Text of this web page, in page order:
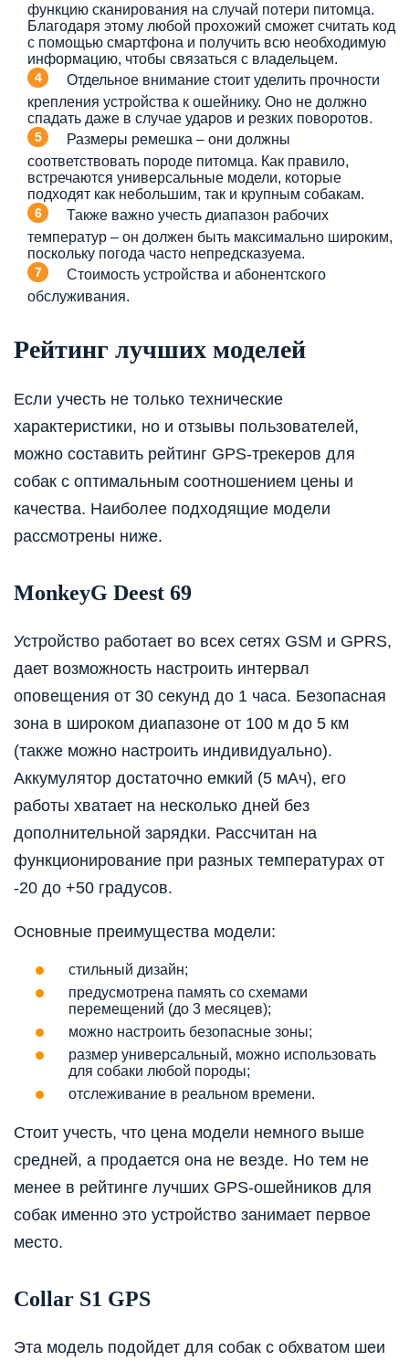
функцию сканирования на случай потери питомца.
Благодаря этому любой прохожий сможет считать код
с помощью смартфона и получить всю необходимую
информацию, чтобы связаться с владельцем.
Отдельное внимание стоит уделить прочности
крепления устройства к ошейнику. Оно не должно
спадать даже в случае ударов и резких поворотов.
Размеры ремешка – они должны
соответствовать породе питомца. Как правило,
встречаются универсальные модели, которые
подходят как небольшим, так и крупным собакам.
Также важно учесть диапазон рабочих
температур – он должен быть максимально широким,
поскольку погода часто непредсказуема.
Стоимость устройства и абонентского
обслуживания.
Рейтинг лучших моделей
Если учесть не только технические
характеристики, но и отзывы пользователей,
можно составить рейтинг GPS-трекеров для
собак с оптимальным соотношением цены и
качества. Наиболее подходящие модели
рассмотрены ниже.
MonkeyG Deest 69
Устройство работает во всех сетях GSM и GPRS,
дает возможность настроить интервал
оповещения от 30 секунд до 1 часа. Безопасная
зона в широком диапазоне от 100 м до 5 км
(также можно настроить индивидуально).
Аккумулятор достаточно емкий (5 мАч), его
работы хватает на несколько дней без
дополнительной зарядки. Рассчитан на
функционирование при разных температурах от
-20 до +50 градусов.
Основные преимущества модели:
стильный дизайн;
предусмотрена память со схемами
перемещений (до 3 месяцев);
можно настроить безопасные зоны;
размер универсальный, можно использовать
для собаки любой породы;
отслеживание в реальном времени.
Стоит учесть, что цена модели немного выше
средней, а продается она не везде. Но тем не
менее в рейтинге лучших GPS-ошейников для
собак именно это устройство занимает первое
место.
Collar S1 GPS
Эта модель подойдет для собак с обхватом шеи